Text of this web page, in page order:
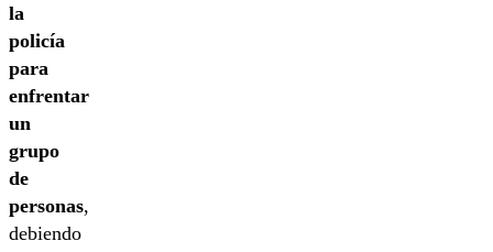
la
policía
para
enfrentar
un
grupo
de
personas,
debiendo